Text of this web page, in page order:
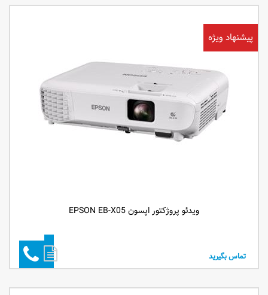
پیشنهاد ویژه
ویدئو پروژکتور اپسون EPSON EB-X05
تماس بگیرید